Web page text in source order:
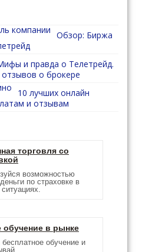
Обзор: Биржа
и правда о Телетрейд.
о брокере
10 лучших онлайн
и отзывам
торговля со
возможностью
по страховке в
обучение в рынке
обучение и